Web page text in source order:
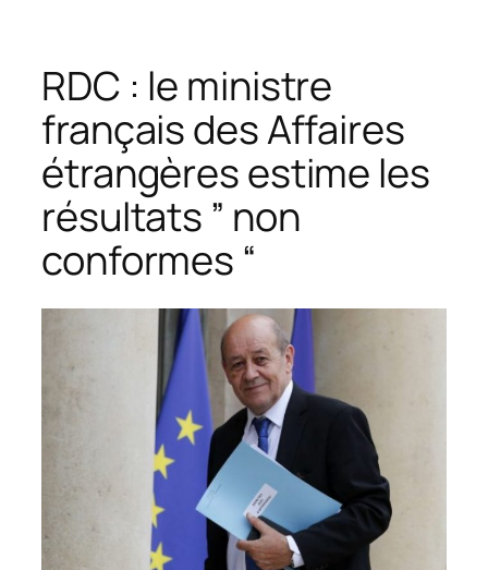
RDC : le ministre
français des Affaires
étrangères estime les
résultats ” non
conformes “